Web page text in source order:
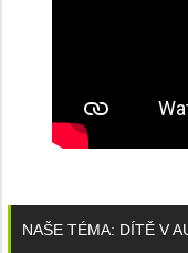
NAŠE TÉMA: DÍTĚ V